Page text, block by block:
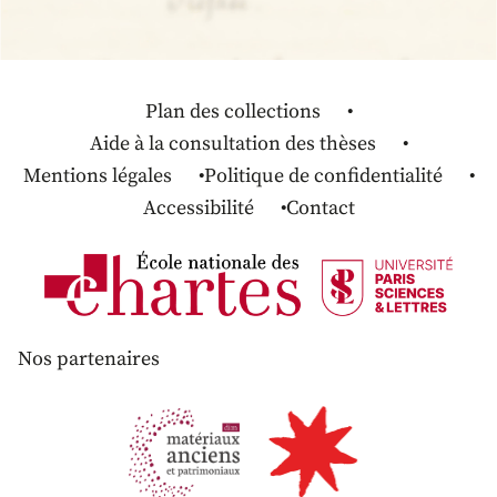
Plan des collections
Aide à la consultation des thèses
Mentions légales
Politique de confidentialité
Accessibilité
Contact
Nos partenaires